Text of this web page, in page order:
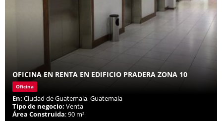
OFICINA EN RENTA EN EDIFICIO PRADERA ZONA 10
Oficina
En: Ciudad de Guatemala, Guatemala
Tipo de negocio: Venta
Área Construida: 90 m²